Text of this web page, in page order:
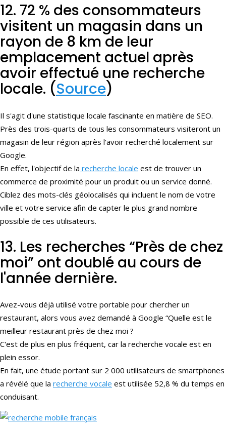
12. 72 % des consommateurs
visitent un magasin dans un
rayon de 8 km de leur
emplacement actuel après
avoir effectué une recherche
locale. (Source)
Il s'agit d'une statistique locale fascinante en matière de SEO.
Près des trois-quarts de tous les consommateurs visiteront un
magasin de leur région après l'avoir recherché localement sur
Google.
En effet, l'objectif de la recherche locale est de trouver un
commerce de proximité pour un produit ou un service donné.
Ciblez des mots-clés géolocalisés qui incluent le nom de votre
ville et votre service afin de capter le plus grand nombre
possible de ces utilisateurs.
13. Les recherches “Près de chez
moi” ont doublé au cours de
l'année dernière.
Avez-vous déjà utilisé votre portable pour chercher un
restaurant, alors vous avez demandé à Google “Quelle est le
meilleur restaurant près de chez moi ?
C'est de plus en plus fréquent, car la recherche vocale est en
plein essor.
En fait, une étude portant sur 2 000 utilisateurs de smartphones
a révélé que la recherche vocale est utilisée 52,8 % du temps en
conduisant.